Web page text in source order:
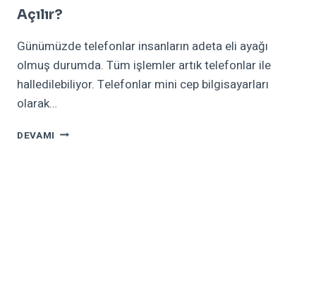
Açılır?
Günümüzde telefonlar insanların adeta eli ayağı
olmuş durumda. Tüm işlemler artık telefonlar ile
halledilebiliyor. Telefonlar mini cep bilgisayarları
olarak…
DEVAMI KILITLENEN